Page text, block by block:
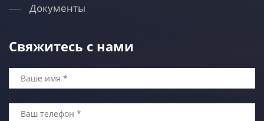
Документы
Свяжитесь с нами